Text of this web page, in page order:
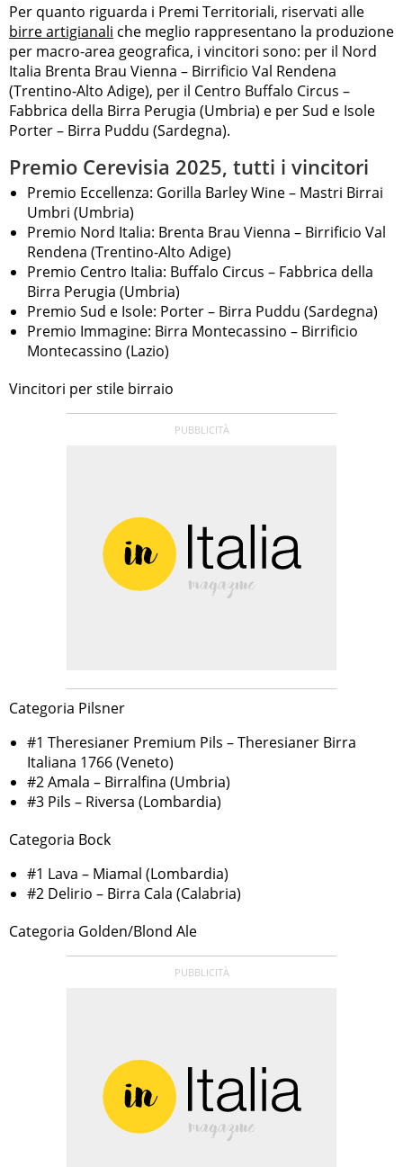
Per quanto riguarda i Premi Territoriali, riservati alle
birre artigianali che meglio rappresentano la produzione
per macro-area geografica, i vincitori sono: per il Nord
Italia Brenta Brau Vienna – Birrificio Val Rendena
(Trentino-Alto Adige), per il Centro Buffalo Circus –
Fabbrica della Birra Perugia (Umbria) e per Sud e Isole
Porter – Birra Puddu (Sardegna).
Premio Cerevisia 2025, tutti i vincitori
Premio Eccellenza: Gorilla Barley Wine – Mastri Birrai
Umbri (Umbria)
Premio Nord Italia: Brenta Brau Vienna – Birrificio Val
Rendena (Trentino-Alto Adige)
Premio Centro Italia: Buffalo Circus – Fabbrica della
Birra Perugia (Umbria)
Premio Sud e Isole: Porter – Birra Puddu (Sardegna)
Premio Immagine: Birra Montecassino – Birrificio
Montecassino (Lazio)
Vincitori per stile birraio
Categoria Pilsner
#1 Theresianer Premium Pils – Theresianer Birra
Italiana 1766 (Veneto)
#2 Amala – Birralfina (Umbria)
#3 Pils – Riversa (Lombardia)
Categoria Bock
#1 Lava – Miamal (Lombardia)
#2 Delirio – Birra Cala (Calabria)
Categoria Golden/Blond Ale